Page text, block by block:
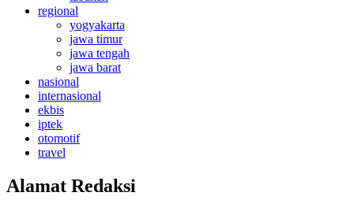
regional
yogyakarta
jawa timur
jawa tengah
jawa barat
nasional
internasional
ekbis
iptek
otomotif
travel
Alamat Redaksi